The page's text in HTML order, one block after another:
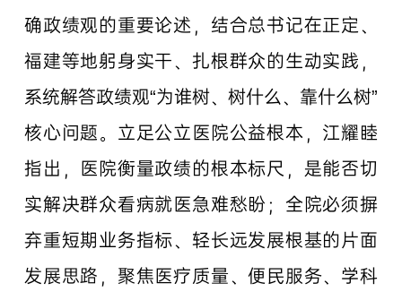
确政绩观的重要论述，结合总书记在正定、
福建等地躬身实干、扎根群众的生动实践，
系统解答政绩观“为谁树、树什么、靠什么树”
核心问题。立足公立医院公益根本，江耀睦
指出，医院衡量政绩的根本标尺，是能否切
实解决群众看病就医急难愁盼；全院必须摒
弃重短期业务指标、轻长远发展根基的片面
发展思路，聚焦医疗质量、便民服务、学科